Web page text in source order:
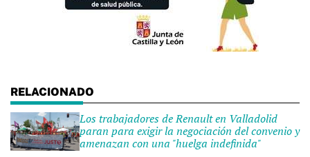
Los trabajadores de Renault en Valladolid
paran para exigir la negociación del convenio y
amenazan con una "huelga indefinida"